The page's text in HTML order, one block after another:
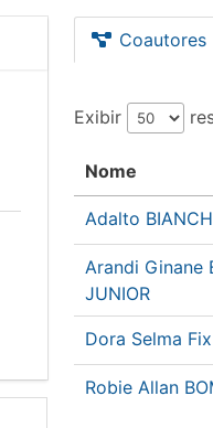
Coautores
Exibir
Nome
Adalto
Arandi Ginane
JUNIOR
Dora Selma
Robie Allan